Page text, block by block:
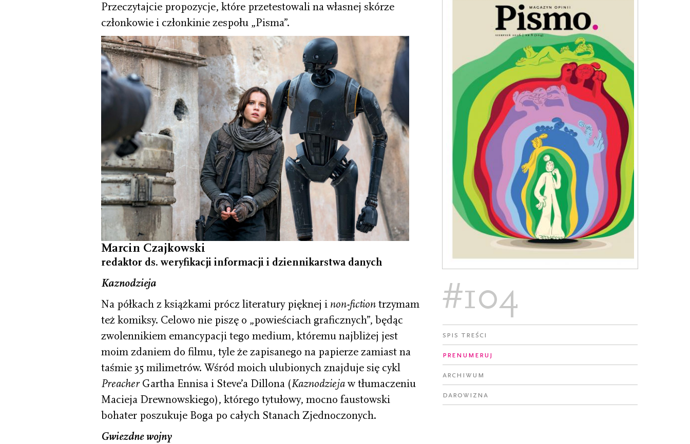
Przeczytajcie propozycje, które przetestowali na własnej skórze
członkowie i członkinie zespołu „Pisma”.
Marcin Czajkowski
redaktor ds. weryfikacji informacji i dziennikarstwa danych
Kaznodzieja
Na półkach z książkami prócz literatury pięknej i non-fictiontrzymam
też komiksy. Celowo nie piszę o „powieściach graficznych”, będąc
zwolennikiem emancypacji tego medium, któremu najbliżej jest
moim zdaniem do filmu, tyle że zapisanego na papierze zamiast na
taśmie 35 milimetrów. Wśród moich ulubionych znajduje się cykl
PreacherGartha Ennisa i Steve’a Dillona (Kaznodziejaw tłumaczeniu
Macieja Drewnowskiego), którego tytułowy, mocno faustowski
bohater poszukuje Boga po całych Stanach Zjednoczonych.
Gwiezdne wojny
#104
Spis treści
Prenumeruj
Archiwum
Darowizna